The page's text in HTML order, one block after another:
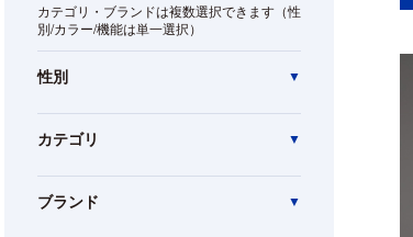
カテゴリ・ブランドは複数選択できます（性
別/カラー/機能は単一選択）
性別
カテゴリ
ブランド